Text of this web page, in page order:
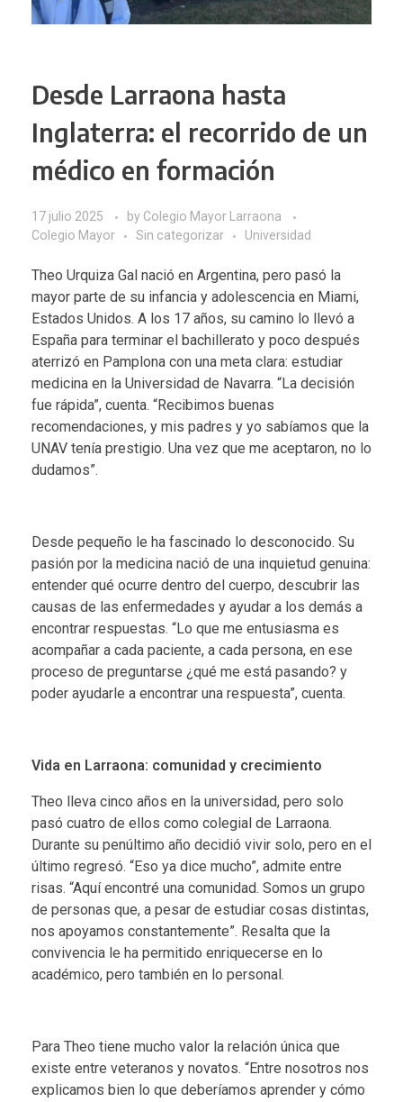
Desde Larraona hasta
Inglaterra: el recorrido de un
médico en formación
17 julio 2025 by Colegio Mayor Larraona
Colegio Mayor
Sin categorizar Universidad
Theo Urquiza Gal nació en Argentina, pero pasó la
mayor parte de su infancia y adolescencia en Miami,
Estados Unidos. A los 17 años, su camino lo llevó a
España para terminar el bachillerato y poco después
aterrizó en Pamplona con una meta clara: estudiar
medicina en la Universidad de Navarra. “La decisión
fue rápida”, cuenta. “Recibimos buenas
recomendaciones, y mis padres y yo sabíamos que la
UNAV tenía prestigio. Una vez que me aceptaron, no lo
dudamos”.
Desde pequeño le ha fascinado lo desconocido. Su
pasión por la medicina nació de una inquietud genuina:
entender qué ocurre dentro del cuerpo, descubrir las
causas de las enfermedades y ayudar a los demás a
encontrar respuestas. “Lo que me entusiasma es
acompañar a cada paciente, a cada persona, en ese
proceso de preguntarse ¿qué me está pasando? y
poder ayudarle a encontrar una respuesta”, cuenta.
Vida en Larraona: comunidad y crecimiento
Theo lleva cinco años en la universidad, pero solo
pasó cuatro de ellos como colegial de Larraona.
Durante su penúltimo año decidió vivir solo, pero en el
último regresó. “Eso ya dice mucho”, admite entre
risas. “Aquí encontré una comunidad. Somos un grupo
de personas que, a pesar de estudiar cosas distintas,
nos apoyamos constantemente”. Resalta que la
convivencia le ha permitido enriquecerse en lo
académico, pero también en lo personal.
Para Theo tiene mucho valor la relación única que
existe entre veteranos y novatos. “Entre nosotros nos
explicamos bien lo que deberíamos aprender y cómo